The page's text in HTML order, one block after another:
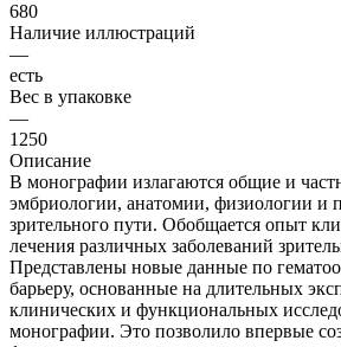
680
Наличие иллюстраций
—
есть
Вес в упаковке
—
1250
Описание
В монографии излагаются общие и
эмбриологии, анатомии, физиологии и
зрительного пути. Обобщается опыт
лечения различных заболеваний
Представлены новые данные по
барьеру, основанные на длительных
клинических и функциональных
монографии. Это позволило впервые